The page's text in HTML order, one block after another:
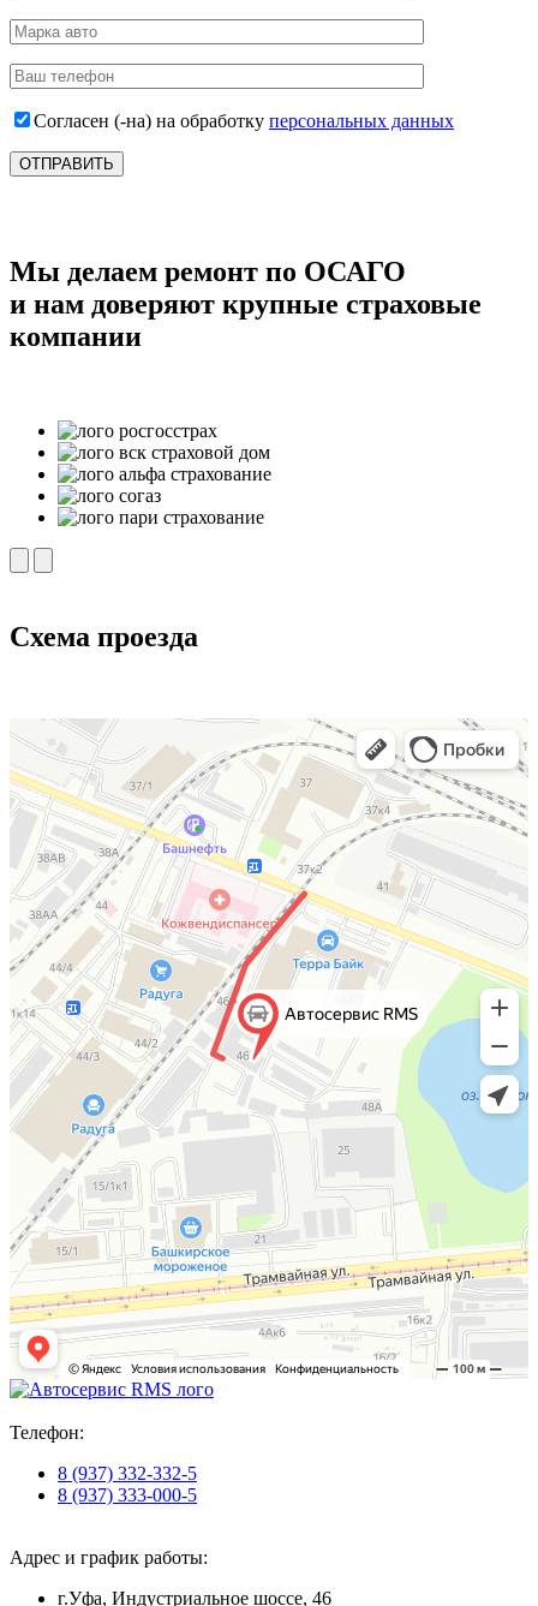
Согласен (-на) на обработку персональных данных
Мы делаем ремонт по ОСАГО
и нам доверяют крупные страховые
компании
Схема проезда
Телефон:
8 (937) 332-332-5
8 (937) 333-000-5
Адрес и график работы:
г.Уфа, Индустриальное шоссе, 46